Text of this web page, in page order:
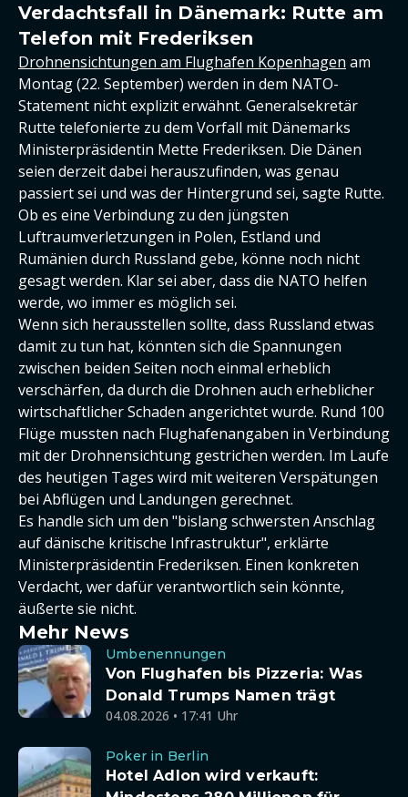
Verdachtsfall in Dänemark: Rutte am
Telefon mit Frederiksen
Drohnensichtungen am Flughafen Kopenhagen am
Montag (22. September) werden in dem NATO-
Statement nicht explizit erwähnt. Generalsekretär
Rutte telefonierte zu dem Vorfall mit Dänemarks
Ministerpräsidentin Mette Frederiksen. Die Dänen
seien derzeit dabei herauszufinden, was genau
passiert sei und was der Hintergrund sei, sagte Rutte.
Ob es eine Verbindung zu den jüngsten
Luftraumverletzungen in Polen, Estland und
Rumänien durch Russland gebe, könne noch nicht
gesagt werden. Klar sei aber, dass die NATO helfen
werde, wo immer es möglich sei.
Wenn sich herausstellen sollte, dass Russland etwas
damit zu tun hat, könnten sich die Spannungen
zwischen beiden Seiten noch einmal erheblich
verschärfen, da durch die Drohnen auch erheblicher
wirtschaftlicher Schaden angerichtet wurde. Rund 100
Flüge mussten nach Flughafenangaben in Verbindung
mit der Drohnensichtung gestrichen werden. Im Laufe
des heutigen Tages wird mit weiteren Verspätungen
bei Abflügen und Landungen gerechnet.
Es handle sich um den "bislang schwersten Anschlag
auf dänische kritische Infrastruktur", erklärte
Ministerpräsidentin Frederiksen. Einen konkreten
Verdacht, wer dafür verantwortlich sein könnte,
äußerte sie nicht.
Mehr News
Umbenennungen
Von Flughafen bis Pizzeria: Was
Donald Trumps Namen trägt
04.08.2026 • 17:41 Uhr
Poker in Berlin
Hotel Adlon wird verkauft: